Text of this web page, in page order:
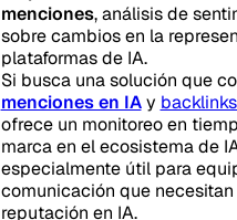
menciones, análisis de
sobre cambios en la
plataformas de IA.
Si busca una solución que
menciones en IAy
ofrece un monitoreo en
marca en el ecosistema de
especialmente útil para
comunicación que
reputación en IA.